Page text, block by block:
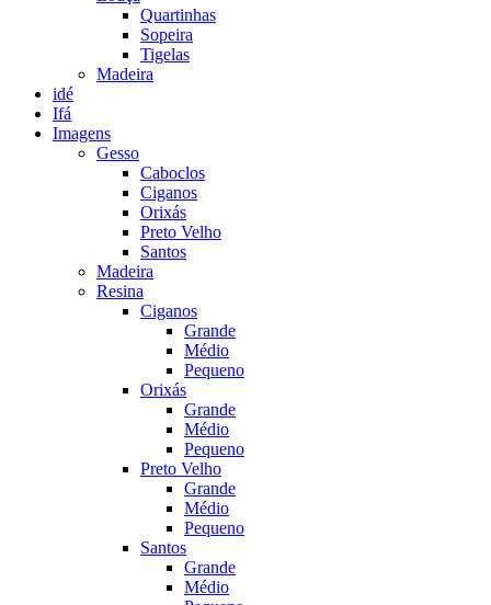
Quartinhas
Sopeira
Tigelas
Madeira
idé
Ifá
Imagens
Gesso
Caboclos
Ciganos
Orixás
Preto Velho
Santos
Madeira
Resina
Ciganos
Grande
Médio
Pequeno
Orixás
Grande
Médio
Pequeno
Preto Velho
Grande
Médio
Pequeno
Santos
Grande
Médio